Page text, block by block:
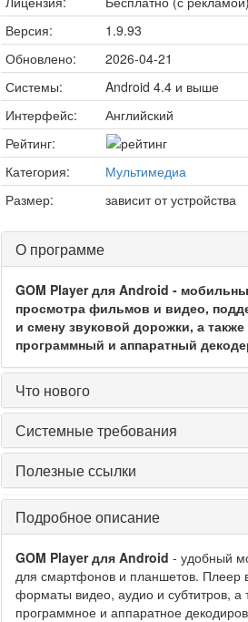
Версия:
1.9.93
Обновлено:
2026-04-21
Системы:
Android 4.4 и выше
Интерфейс:
Английский
Рейтинг:
Категория:
Мультимедиа
Размер:
зависит от устройства
О программе
GOM Player для Android -
просмотра фильмов и видео,
и смену звуковой дорожки, а
программный и аппаратный
Что нового
Системные требования
Полезные ссылки
Подробное описание
GOM Player для Android - удобный
для смартфонов и планшетов. Плеер
форматы видео, аудио и субтитров, а
программное и аппаратное